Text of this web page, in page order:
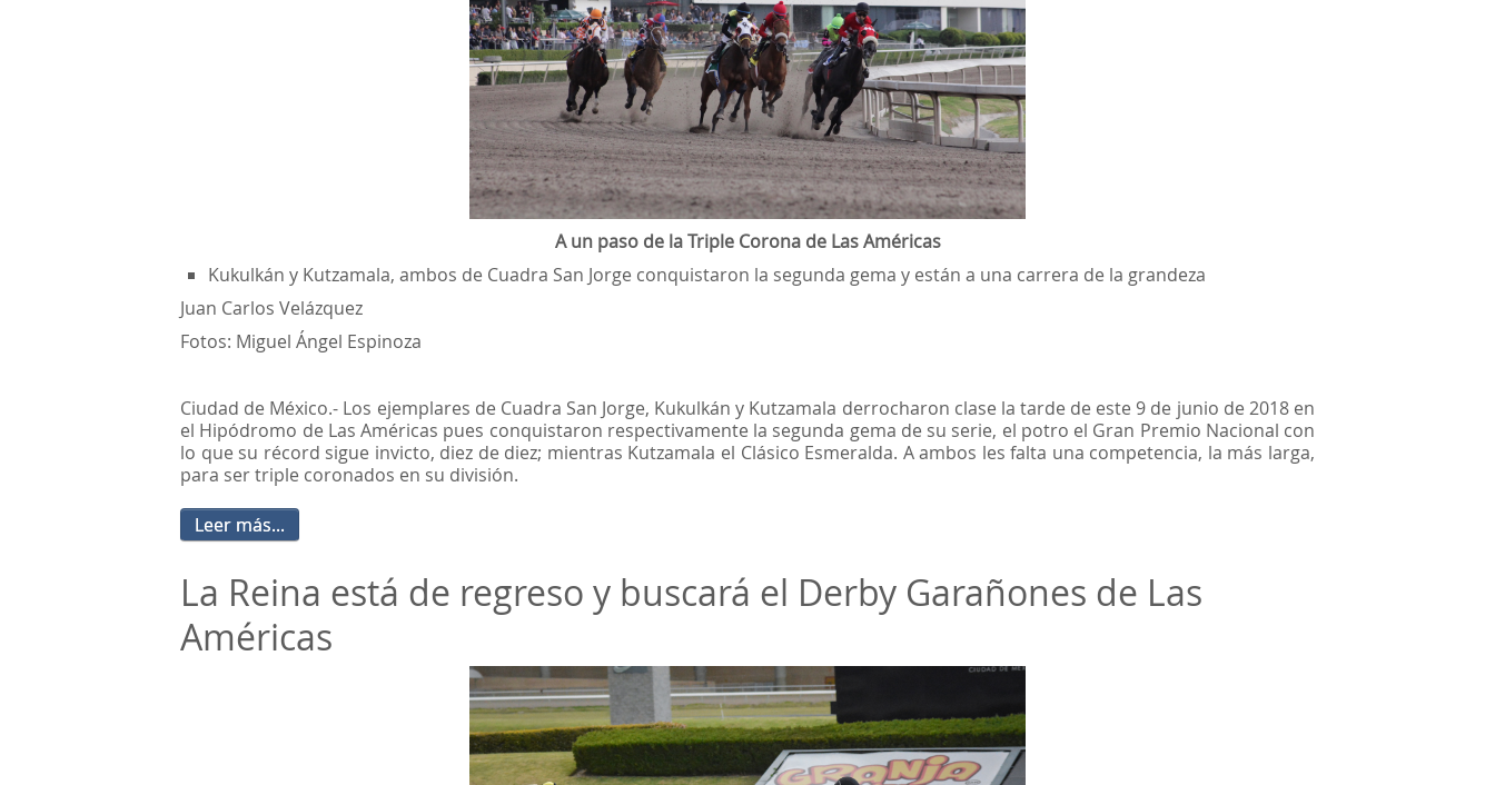
A un paso de la Triple Corona de Las Américas
Kukulkán y Kutzamala, ambos de Cuadra San Jorge conquistaron la segunda gema y están a una carrera de la grandeza
Juan Carlos Velázquez
Fotos: Miguel Ángel Espinoza
Ciudad de México.- Los ejemplares de Cuadra San Jorge, Kukulkán y Kutzamala derrocharon clase la tarde de este 9 de junio de 2018 en
el Hipódromo de Las Américas pues conquistaron respectivamente la segunda gema de su serie, el potro el Gran Premio Nacional con
lo que su récord sigue invicto, diez de diez; mientras Kutzamala el Clásico Esmeralda. A ambos les falta una competencia, la más larga,
para ser triple coronados en su división.
Leer más...
La Reina está de regreso y buscará el Derby Garañones de Las
Américas